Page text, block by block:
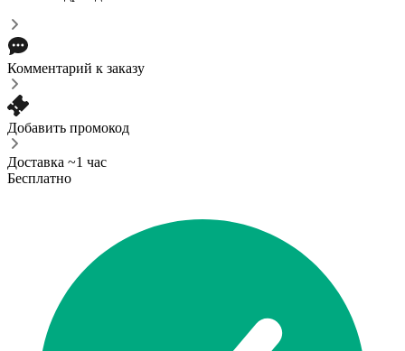
Комментарий к заказу
Добавить промокод
Доставка ~1 час
Бесплатно